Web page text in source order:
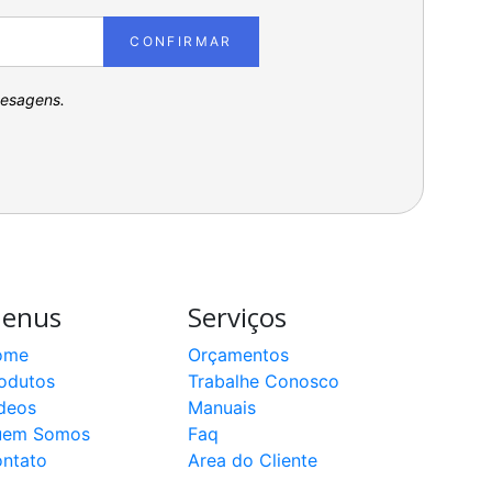
CONFIRMAR
Somos
Serviços
Orçamentos
Trabalhe Conosco
Manuais
Faq
Area do Cliente